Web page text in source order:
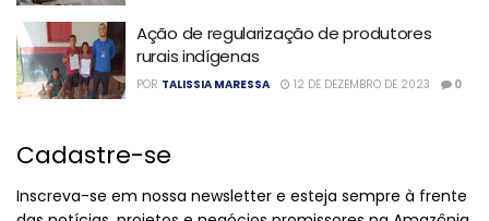
Ação de regularização de produtores
rurais indígenas
POR TALISSIA MARESSA 12 DE DEZEMBRO DE 2023 0
Cadastre-se
Inscreva-se em nossa newsletter e esteja sempre à frente